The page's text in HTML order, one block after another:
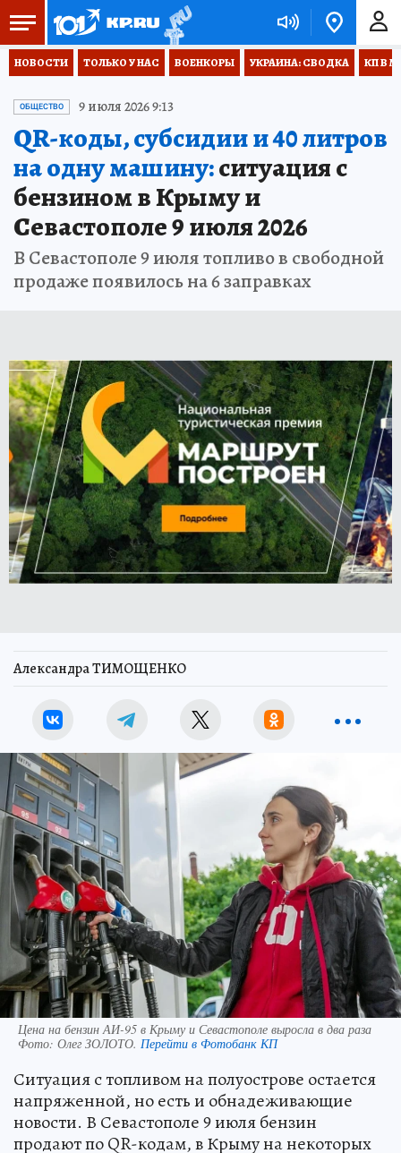
НОВОСТИ ТОЛЬКО У НАС ВОЕНКОРЫ УКРАИНА: СВОДКА КП В
ОБЩЕСТВО 9 июля 2026 9:13
QR-коды, субсидии и 40 литров
на одну машину:ситуация с
бензином в Крыму и
Севастополе 9 июля 2026
В Севастополе 9 июля топливо в свободной
продаже появилось на 6 заправках
Александра ТИМОЩЕНКО
Цена на бензин АИ-95 в Крыму и Севастополе выросла в два раза
Фото: Олег ЗОЛОТО. Перейти в Фотобанк КП
Ситуация с топливом на полуострове остается
напряженной, но есть и обнадеживающие
новости. В Севастополе 9 июля бензин
продают по QR-кодам, в Крыму на некоторых